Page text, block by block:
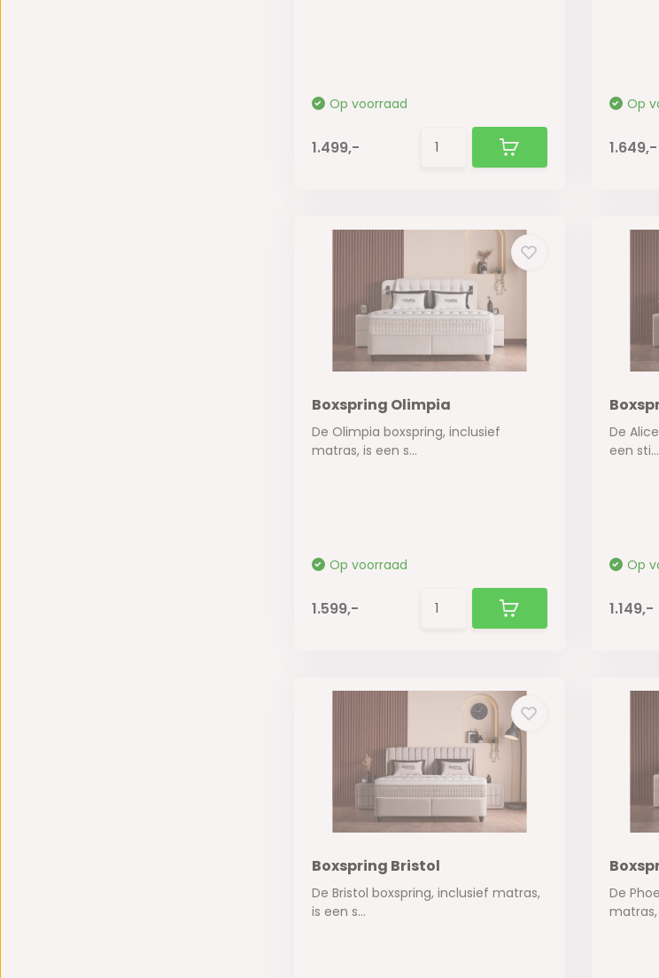
Op voorraad
1.499,-
Op
1.649,-
Boxspring Olimpia
De Olimpia boxspring, inclusief
matras, is een s...
Op voorraad
1.599,-
De
een sti...
Op
1.149,-
Boxspring Bristol
De Bristol boxspring, inclusief matras,
is een s...
De
matras,